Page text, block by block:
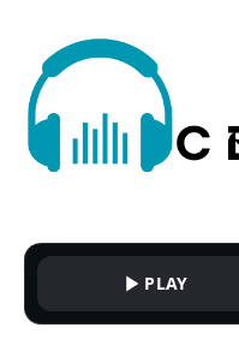
PLAY